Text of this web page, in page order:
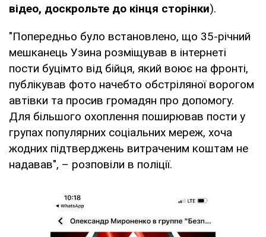
відео, доскрольте до кінця сторінки).
"Попередньо було встановлено, що 35-річний
мешканець Узина розміщував в інтернеті
пости буцімто від бійця, який воює на фронті,
публікував фото начебто обстріляної ворогом
автівки та просив громадян про допомогу.
Для більшого охоплення поширював пости у
групах популярних соціальних мереж, хоча
жодних підтверджень витраченим коштам не
надавав", – розповіли в поліції.